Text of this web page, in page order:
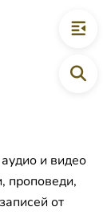
и видео
проповеди,
от